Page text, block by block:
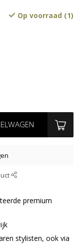
Op voorraad (1)
premium
stylisten, ook via